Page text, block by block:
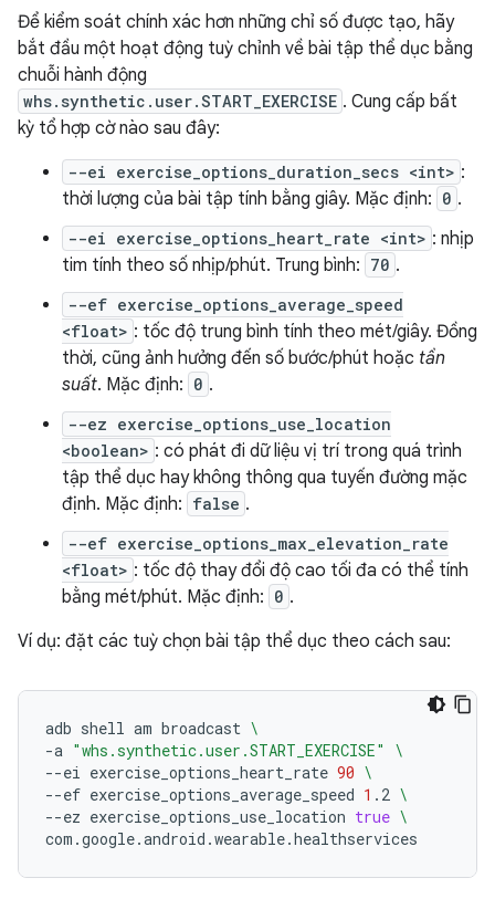
Để kiểm soát chính xác hơn những chỉ số được tạo, hãy
bắt đầu một hoạt động tuỳ chỉnh về bài tập thể dục bằng
chuỗi hành động
whs.synthetic.user.START_EXERCISE . Cung cấp bất
kỳ tổ hợp cờ nào sau đây:
--ei exercise_options_duration_secs <int> :
thời lượng của bài tập tính bằng giây. Mặc định: 0 .
--ei exercise_options_heart_rate <int> : nhịp
tim tính theo số nhịp/phút. Trung bình: 70 .
--ef exercise_options_average_speed
<float> : tốc độ trung bình tính theo mét/giây. Đồng
thời, cũng ảnh hưởng đến số bước/phút hoặc tần
suất. Mặc định: 0 .
--ez exercise_options_use_location
<boolean> : có phát đi dữ liệu vị trí trong quá trình
tập thể dục hay không thông qua tuyến đường mặc
định. Mặc định: false .
--ef exercise_options_max_elevation_rate
<float> : tốc độ thay đổi độ cao tối đa có thể tính
bằng mét/phút. Mặc định: 0 .
Ví dụ: đặt các tuỳ chọn bài tập thể dục theo cách sau:
adb shell am broadcast \
-a "whs.synthetic.user.START_EXERCISE"
\
--ei exercise_options_heart_rate 90 \
--ef exercise_options_average_speed 1 .2 \
--ez exercise_options_use_location true \